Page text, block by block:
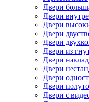
Двери
Двери
Двери
Двери
Двери
Двери из
Двери
Двери
Двери
Двери
Двери с